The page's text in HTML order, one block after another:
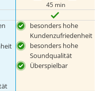
45 min
besonders hohe
Kundenzufriedenheit
besonders hohe
Soundqualität
Überspielbar